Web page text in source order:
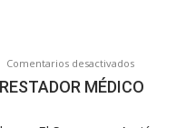
SE
JUEGA
Comentarios desactivadosen
NI
MÉDICO